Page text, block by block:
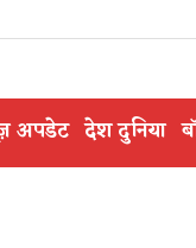
अपडेट देश दुनिया